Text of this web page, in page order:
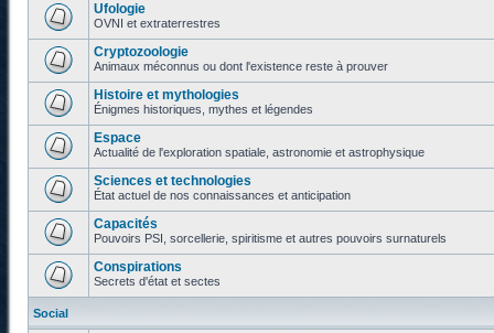
Ufologie
OVNI et extraterrestres
Cryptozoologie
Animaux méconnus ou dont l'existence reste à prouver
Histoire et mythologies
Énigmes historiques, mythes et légendes
Espace
Actualité de l'exploration spatiale, astronomie et astrophysique
Sciences et technologies
État actuel de nos connaissances et anticipation
Capacités
Pouvoirs PSI, sorcellerie, spiritisme et autres pouvoirs surnaturels
Conspirations
Secrets d'état et sectes
Social